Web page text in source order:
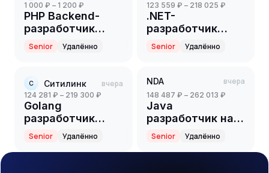
1 000 ₽ – 1 200 ₽
PHP Backend-
разработчик
(Part-time)
Senior Удалённо
123 559 ₽ – 218 025 ₽
.NET-
разработчик
(Senior)
Senior Удалённо
С Ситилинк вчера
124 281 ₽ – 219 300 ₽
Golang
разработчик
(Senior)
Senior Удалённо
NDA вчера
148 487 ₽ – 262 013 ₽
Java
разработчик на
партнерский
проект(ритейл)
(Senior)
Senior Удалённо